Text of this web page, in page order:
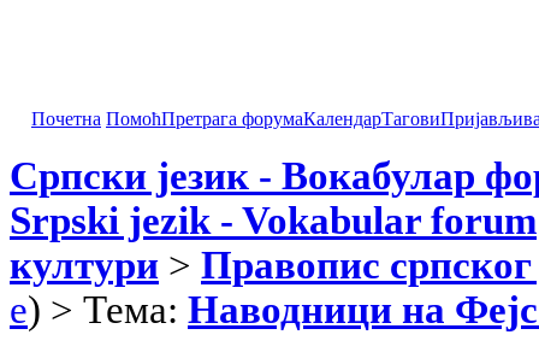
Почетна ПомоћПретрага форумаКалендарТагови
Српски језик - Вокабулар
Srpski jezik - Vokabular forum
култури > Правопис српског
e) > Тема: Наводници на